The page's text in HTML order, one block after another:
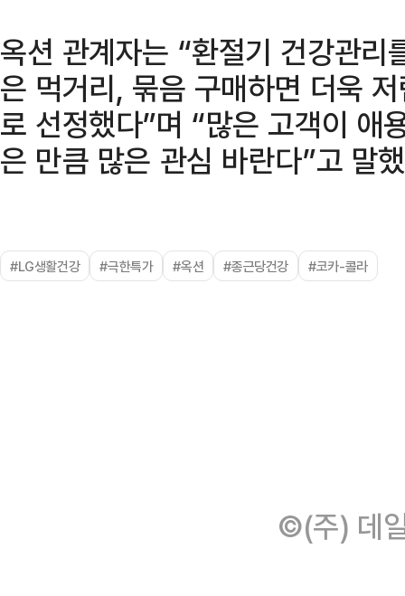
옥션 관계자는 “환절기 건강관
은 먹거리, 묶음 구매하면 더욱
로 선정했다”며 “많은 고객이 애
은 만큼 많은 관심 바란다”고 말
#LG생활건강 #극한특가 #옥션 #종근당건강 #코카-콜라
©(주) 데